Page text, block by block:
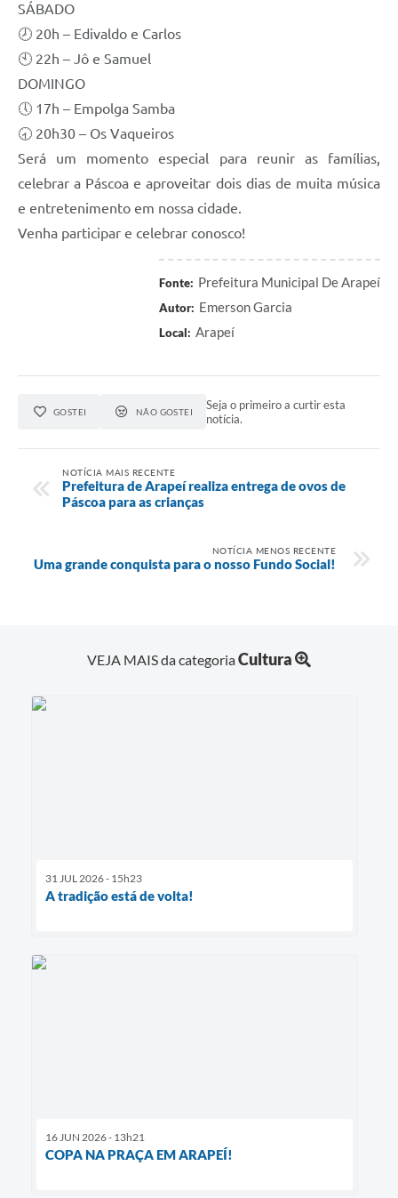
SIC
Planejamento
SÁBADO
🕗 20h – Edivaldo e Carlos
🕙 22h – Jô e Samuel
DOMINGO
🕔 17h – Empolga Samba
🕣 20h30 – Os Vaqueiros
Será um momento especial para reunir as famílias,
celebrar a Páscoa e aproveitar dois dias de muita música
e entretenimento em nossa cidade.
Venha participar e celebrar conosco!
Fonte: Prefeitura Municipal De Arapeí
Autor: Emerson Garcia
Local: Arapeí
GOSTEI NÃO GOSTEI
Seja o primeiro a curtir esta
notícia.
NOTÍCIA MAIS RECENTE
Prefeitura de Arapeí realiza entrega de ovos de
Páscoa para as crianças
NOTÍCIA MENOS RECENTE
Uma grande conquista para o nosso Fundo Social!
VEJA MAIS da categoriaCultura
31 JUL 2026 - 15h23
A tradição está de volta!
16 JUN 2026 - 13h21
COPA NA PRAÇA EM ARAPEÍ!